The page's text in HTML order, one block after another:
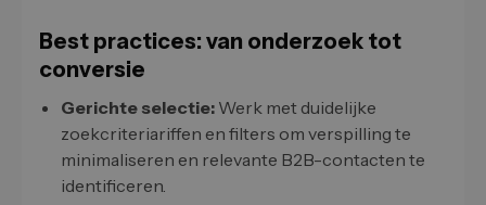
Best practices: van onderzoek tot
conversie
Gerichte selectie: Werk met duidelijke
zoekcriteriariffen en filters om verspilling te
minimaliseren en relevante B2B-contacten te
identificeren.